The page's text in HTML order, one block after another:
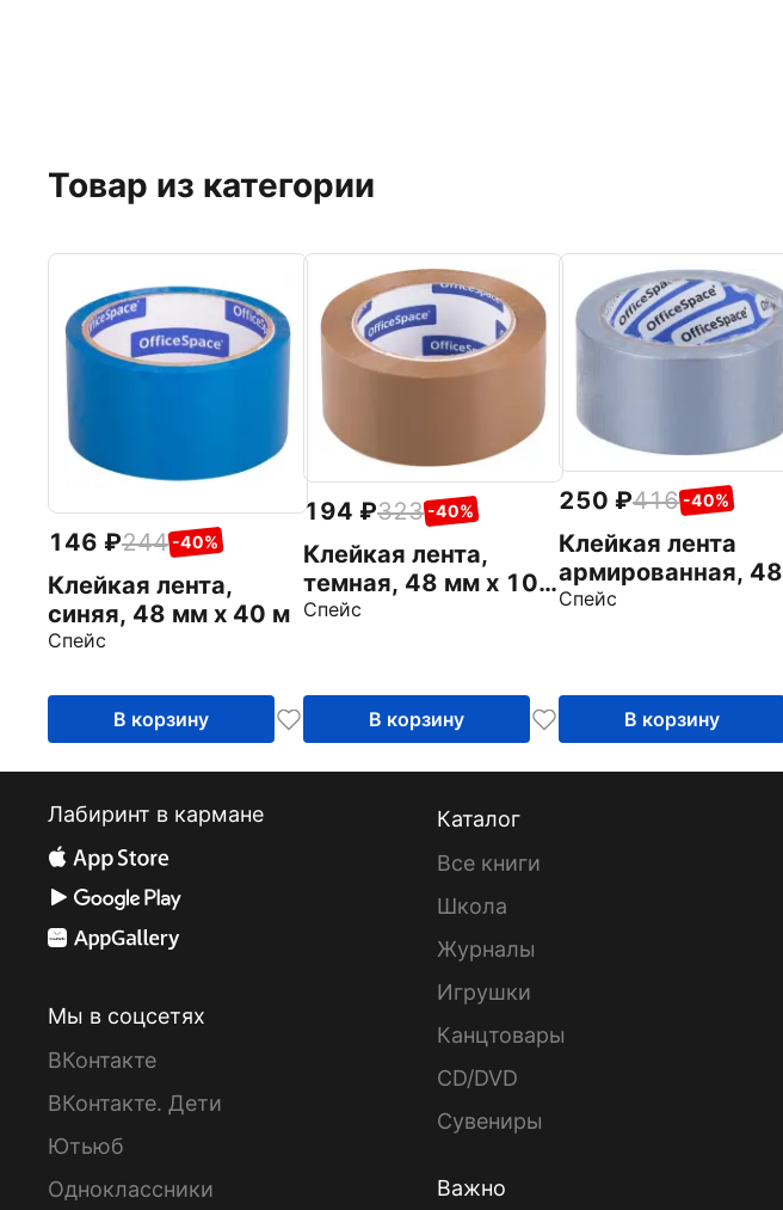
Товар из категории
146 244 -40%
Клейкая лента,
синяя, 48 мм х 40 м
Спейс
В корзину
194 323 -40%
Клейкая лента,
темная, 48 мм х 100
м
Спейс
В корзину
250 416 -40%
Клейкая лента
армированная, 48
мм х 20 м
Спейс
В корзину
Лабиринт в кармане
Мы в соцсетях
ВКонтакте
ВКонтакте. Дети
Ютьюб
Одноклассники
Каталог
Все книги
Школа
Журналы
Игрушки
Канцтовары
CD/DVD
Сувениры
Важно